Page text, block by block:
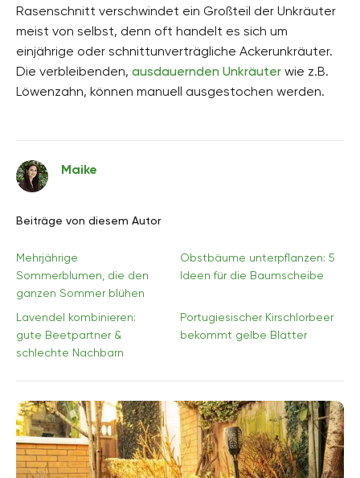
Rasenschnitt verschwindet ein Großteil der Unkräuter
meist von selbst, denn oft handelt es sich um
einjährige oder schnittunverträgliche Ackerunkräuter.
Die verbleibenden, ausdauernden Unkräuter wie z.B.
Löwenzahn, können manuell ausgestochen werden.
Maike
Beiträge von diesem Autor
Mehrjährige
Sommerblumen, die den
ganzen Sommer blühen
Obstbäume unterpflanzen: 5
Ideen für die Baumscheibe
Lavendel kombinieren:
gute Beetpartner &
schlechte Nachbarn
Portugiesischer Kirschlorbeer
bekommt gelbe Blätter